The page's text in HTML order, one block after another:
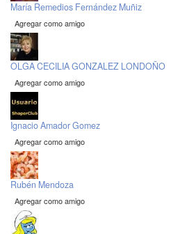
María Remedios Fernández Muñiz
Agregar como amigo
OLGA CECILIA GONZALEZ LONDOÑO
Agregar como amigo
Ignacio Amador Gomez
Agregar como amigo
Rubén Mendoza
Agregar como amigo